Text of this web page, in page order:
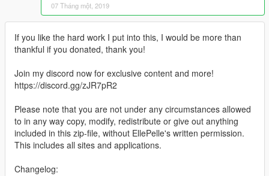
07 Tháng một, 2019
If you like the hard work I put into this, I would be more than
thankful if you donated, thank you!
Join my discord now for exclusive content and more!
https://discord.gg/zJR7pR2
Please note that you are not under any circumstances allowed
to in any way copy, modify, redistribute or give out anything
included in this zip-file, without EllePelle's written permission.
This includes all sites and applications.
Changelog: